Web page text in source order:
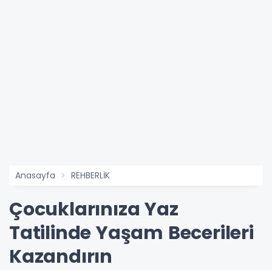
Anasayfa REHBERLİK
Çocuklarınıza Yaz
Tatilinde Yaşam Becerileri
Kazandırın